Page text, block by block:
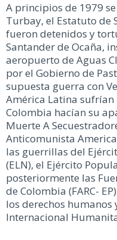
A principios de 1979
Turbay, el Estatuto de
fueron detenidos y
Santander de Ocaña,
aeropuerto de Aguas
por el Gobierno de
supuesta guerra con
América Latina
Colombia hacían su
Muerte A
Anticomunista
las guerrillas del
(ELN), el Ejército
posteriormente las
de Colombia (FARC-
los derechos humanos
Internacional